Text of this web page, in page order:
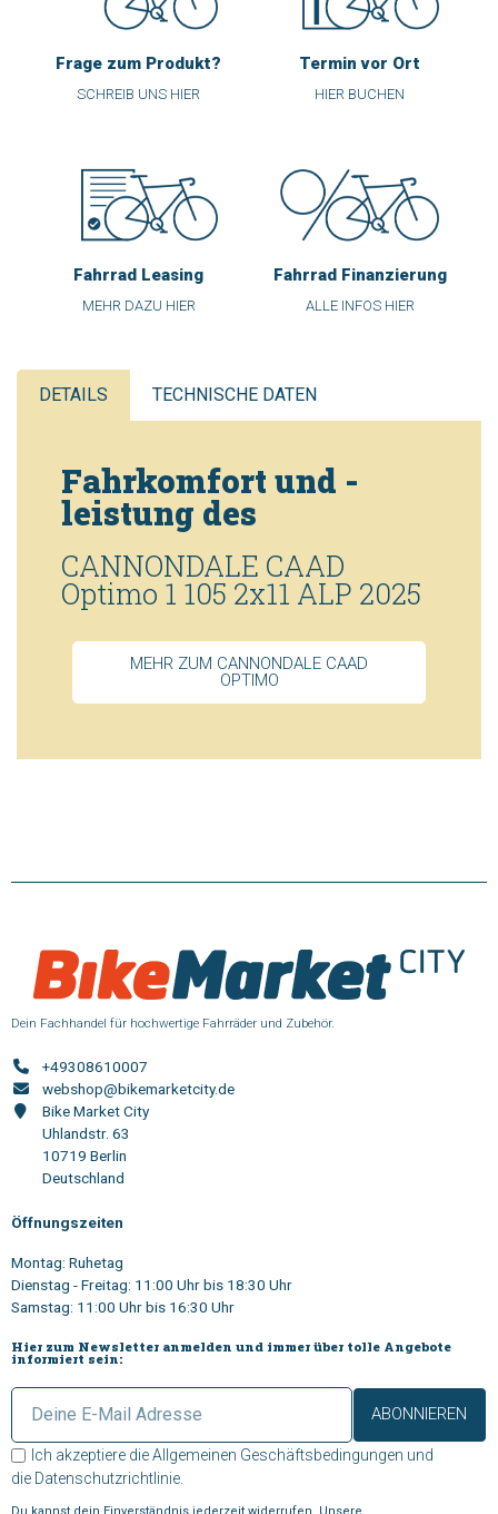
Frage zum Produkt?
SCHREIB UNS HIER
Termin vor Ort
HIER BUCHEN
Fahrrad Leasing
MEHR DAZU HIER
Fahrrad Finanzierung
ALLE INFOS HIER
DETAILS TECHNISCHE DATEN
Fahrkomfort und -
leistung des
CANNONDALE CAAD
Optimo 1 105 2x11 ALP 2025
MEHR ZUM CANNONDALE CAAD
OPTIMO
Dein Fachhandel für hochwertige Fahrräder und Zubehör.
+49308610007
webshop@bikemarketcity.de
Bike Market City
Uhlandstr. 63
10719 Berlin
Deutschland
Öffnungszeiten
Montag: Ruhetag
Dienstag - Freitag: 11:00 Uhr bis 18:30 Uhr
Samstag: 11:00 Uhr bis 16:30 Uhr
Hier zum Newsletter anmelden und immer über tolle Angebote
informiert sein:
ABONNIEREN
Ich akzeptiere dieAllgemeinen Geschäftsbedingungen und
die Datenschutzrichtlinie.